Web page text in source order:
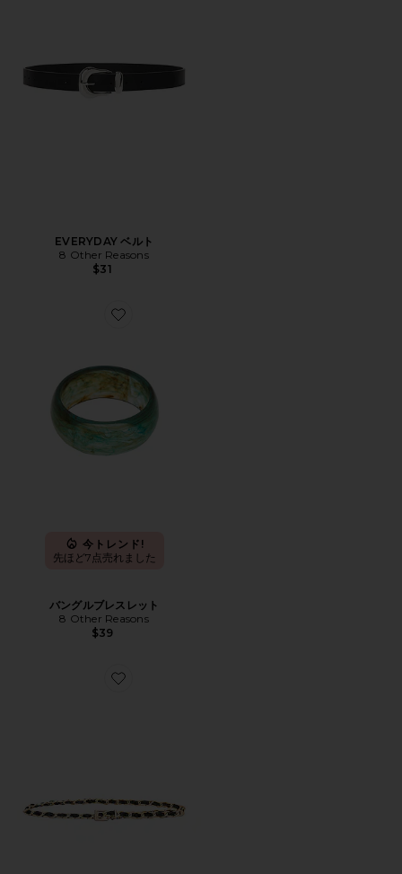
EVERYDAY ベルト
8 Other Reasons
$31
Favorite バングルブレスレット
今トレンド!
先ほど7点売れました
バングルブレスレット
8 Other Reasons
$39
Favorite 革付チェーンベルト